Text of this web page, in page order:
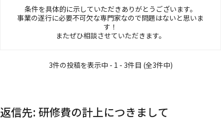
条件を具体的に示していただきありがとうございます。
事業の遂行に必要不可欠な専門家なので問題はないと思いま
す！
またぜひ相談させていただきます。
3件の投稿を表示中 - 1 - 3件目 (全3件中)
返信先: 研修費の計上につきまして